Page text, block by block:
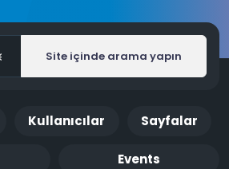
Site içinde arama yapın
Kullanıcılar Sayfalar
Events